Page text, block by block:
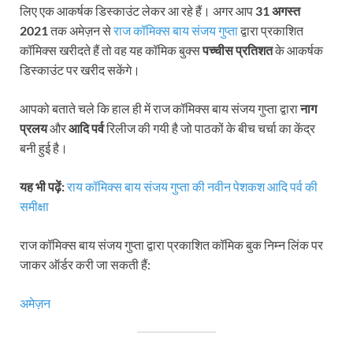
लिए एक आकर्षक डिस्काउंट लेकर आ रहे हैं। अगर आप 31 अगस्त
2021तक अमेज़न सेराज कॉमिक्स बाय संजय गुप्ताद्वारा प्रकाशित
कॉमिक्स खरीदते हैं तो वह यह कॉमिक बुक्सपच्चीस प्रतिशतके आकर्षक
डिस्काउंट पर खरीद सकेंगे।
आपको बताते चले कि हाल ही में राज कॉमिक्स बाय संजय गुप्ता द्वारानाग
प्रलयऔरआदि पर्वरिलीज की गयी है जो पाठकों के बीच चर्चा का केंद्र
बनी हुई है।
यह भी पढ़ें:राय कॉमिक्स बाय संजय गुप्ता की नवीन पेशकश आदि पर्व की
समीक्षा
राज कॉमिक्स बाय संजय गुप्ता द्वारा प्रकाशित कॉमिक बुक निम्न लिंक पर
जाकर ऑर्डर करी जा सकती हैं:
अमेज़न